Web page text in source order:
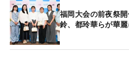
福岡大会の前夜祭
鈴、都玲華らが華